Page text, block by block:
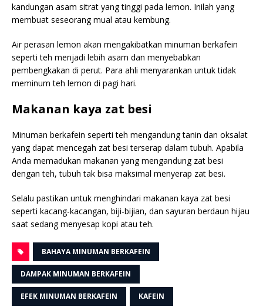
kandungan asam sitrat yang tinggi pada lemon. Inilah yang
membuat seseorang mual atau kembung.
Air perasan lemon akan mengakibatkan minuman berkafein
seperti teh menjadi lebih asam dan menyebabkan
pembengkakan di perut. Para ahli menyarankan untuk tidak
meminum teh lemon di pagi hari.
Makanan kaya zat besi
Minuman berkafein seperti teh mengandung tanin dan oksalat
yang dapat mencegah zat besi terserap dalam tubuh. Apabila
Anda memadukan makanan yang mengandung zat besi
dengan teh, tubuh tak bisa maksimal menyerap zat besi.
Selalu pastikan untuk menghindari makanan kaya zat besi
seperti kacang-kacangan, biji-bijian, dan sayuran berdaun hijau
saat sedang menyesap kopi atau teh.
BAHAYA MINUMAN BERKAFEIN
DAMPAK MINUMAN BERKAFEIN
EFEK MINUMAN BERKAFEIN KAFEIN